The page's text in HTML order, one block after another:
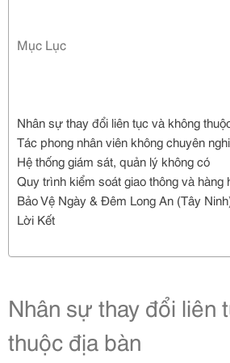
Mục Lục
Nhân sự thay đổi liên tục và không
Tác phong nhân viên không chuyên
Hệ thống giám sát, quản lý không có
Quy trình kiểm soát giao thông và hàng
Bảo Vệ Ngày & Đêm Long An (Tây
Lời Kết
Nhân sự thay đổi liên
thuộc địa bàn